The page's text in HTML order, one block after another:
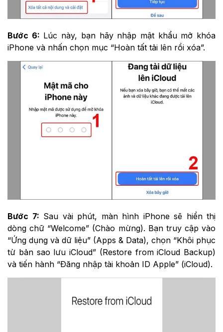
Bước 6: Lúc này, bạn hãy nhập mật khẩu mở khóa
iPhone và nhấn chọn mục “Hoàn tất tải lên rồi xóa”.
Bước 7: Sau vài phút, màn hình iPhone sẽ hiển thị
dòng chữ “Welcome” (Chào mừng). Bạn truy cập vào
“Ứng dụng và dữ liệu” (Apps & Data), chọn “Khôi phục
từ bản sao lưu iCloud” (Restore from iCloud Backup)
và tiến hành “Đăng nhập tài khoản ID Apple” (iCloud).